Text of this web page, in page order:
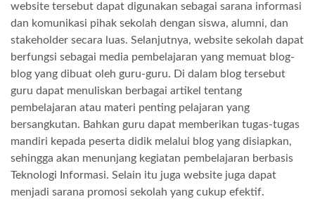
website tersebut dapat digunakan sebagai sarana informasi
dan komunikasi pihak sekolah dengan siswa, alumni, dan
stakeholder secara luas. Selanjutnya, website sekolah dapat
berfungsi sebagai media pembelajaran yang memuat blog-
blog yang dibuat oleh guru-guru. Di dalam blog tersebut
guru dapat menuliskan berbagai artikel tentang
pembelajaran atau materi penting pelajaran yang
bersangkutan. Bahkan guru dapat memberikan tugas-tugas
mandiri kepada peserta didik melalui blog yang disiapkan,
sehingga akan menunjang kegiatan pembelajaran berbasis
Teknologi Informasi. Selain itu juga website juga dapat
menjadi sarana promosi sekolah yang cukup efektif.